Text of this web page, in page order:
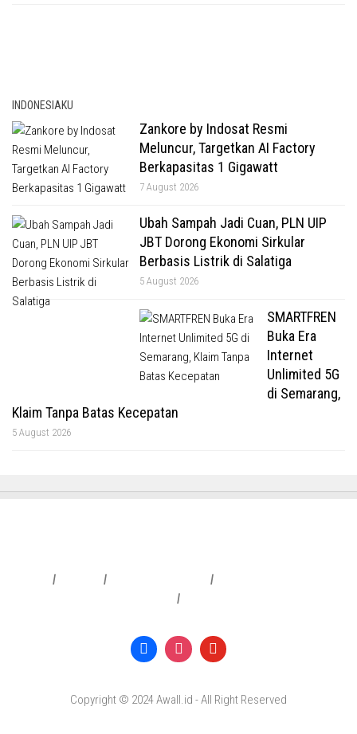
INDONESIAKU
Zankore by Indosat Resmi
Meluncur, Targetkan AI Factory
Berkapasitas 1 Gigawatt
7 August 2026
Ubah Sampah Jadi Cuan, PLN UIP
JBT Dorong Ekonomi Sirkular
Berbasis Listrik di Salatiga
5 August 2026
SMARTFREN
Buka Era
Internet
Unlimited 5G
di Semarang,
Klaim Tanpa Batas Kecepatan
5 August 2026
| | |
|
Copyright © 2024 Awall.id - All Right Reserved